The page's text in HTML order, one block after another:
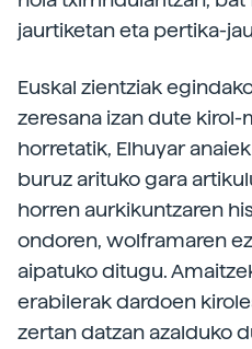
jaurtiketan eta pertika-
Euskal zientziak
zeresana izan dute kirol-
horretatik, Elhuyar
buruz arituko gara
horren aurkikuntzaren
ondoren, wolframaren
aipatuko ditugu.
erabilerak dardoen
zertan datzan azalduko